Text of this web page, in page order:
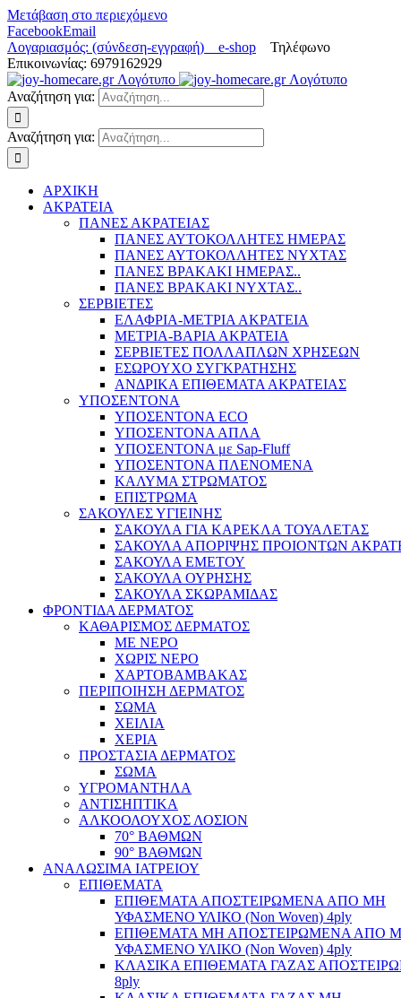
Μετάβαση στο περιεχόμενο
FacebookEmail
Λογαριασμός: (σύνδεση-εγγραφή) e-shop Τηλέφωνο
Επικοινωνίας: 6979162929
Αναζήτηση για:
Αναζήτηση για:
ΑΡΧΙΚΗ
ΑΚΡΑΤΕΙΑ
ΠΑΝΕΣ ΑΚΡΑΤΕΙΑΣ
ΠΑΝΕΣ ΑΥΤΟΚΟΛΛΗΤΕΣ ΗΜΕΡΑΣ
ΠΑΝΕΣ ΑΥΤΟΚΟΛΛΗΤΕΣ ΝΥΧΤΑΣ
ΠΑΝΕΣ ΒΡΑΚΑΚΙ ΗΜΕΡΑΣ..
ΠΑΝΕΣ ΒΡΑΚΑΚΙ ΝΥΧΤΑΣ..
ΣΕΡΒΙΕΤΕΣ
ΕΛΑΦΡΙΑ-ΜΕΤΡΙΑ ΑΚΡΑΤΕΙΑ
ΜΕΤΡΙΑ-ΒΑΡΙΑ ΑΚΡΑΤΕΙΑ
ΣΕΡΒΙΕΤΕΣ ΠΟΛΛΑΠΛΩΝ ΧΡΗΣΕΩΝ
ΕΣΩΡΟΥΧΟ ΣΥΓΚΡΑΤΗΣΗΣ
ΑΝΔΡΙΚΑ ΕΠΙΘΕΜΑΤΑ ΑΚΡΑΤΕΙΑΣ
ΥΠΟΣΕΝΤΟΝΑ
ΥΠΟΣΕΝΤΟΝΑ ECO
ΥΠΟΣΕΝΤΟΝΑ ΑΠΛΑ
ΥΠΟΣΕΝΤΟΝΑ με Sap-Fluff
ΥΠΟΣΕΝΤΟΝΑ ΠΛΕΝΟΜΕΝΑ
ΚΑΛΥΜΑ ΣΤΡΩΜΑΤΟΣ
ΕΠΙΣΤΡΩΜΑ
ΣΑΚΟΥΛΕΣ ΥΓΙΕΙΝΗΣ
ΣΑΚΟΥΛΑ ΓΙΑ ΚΑΡΕΚΛΑ ΤΟΥΑΛΕΤΑΣ
ΣΑΚΟΥΛΑ ΑΠΟΡΙΨΗΣ ΠΡΟΙΟΝΤΩΝ
ΣΑΚΟΥΛΑ ΕΜΕΤΟΥ
ΣΑΚΟΥΛΑ ΟΥΡΗΣΗΣ
ΣΑΚΟΥΛΑ ΣΚΩΡΑΜΙΔΑΣ
ΦΡΟΝΤΙΔΑ ΔΕΡΜΑΤΟΣ
ΚΑΘΑΡΙΣΜΟΣ ΔΕΡΜΑΤΟΣ
ΜΕ ΝΕΡΟ
ΧΩΡΙΣ ΝΕΡΟ
ΧΑΡΤΟΒΑΜΒΑΚΑΣ
ΠΕΡΙΠΟΙΗΣΗ ΔΕΡΜΑΤΟΣ
ΣΩΜΑ
ΧΕΙΛΙΑ
ΧΕΡΙΑ
ΠΡΟΣΤΑΣΙΑ ΔΕΡΜΑΤΟΣ
ΣΩΜΑ
ΥΓΡΟΜΑΝΤΗΛΑ
ΑΝΤΙΣΗΠΤΙΚΑ
ΑΛΚΟΟΛΟΥΧΟΣ ΛΟΣΙΟΝ
70° ΒΑΘΜΩΝ
90° ΒΑΘΜΩΝ
ΑΝΑΛΩΣΙΜΑ ΙΑΤΡΕΙΟΥ
ΕΠΙΘΕΜΑΤΑ
ΕΠΙΘΕΜΑΤΑ ΑΠΟΣΤΕΙΡΩΜΕΝΑ ΑΠΟ ΜΗ
ΥΦΑΣΜΕΝΟ ΥΛΙΚΟ (Non Woven) 4ply
ΕΠΙΘΕΜΑΤΑ ΜΗ ΑΠΟΣΤΕΙΡΩΜΕΝΑ ΑΠΟ
ΥΦΑΣΜΕΝΟ ΥΛΙΚΟ (Non Woven) 4ply
ΚΛΑΣΙΚΑ ΕΠΙΘΕΜΑΤΑ ΓΑΖΑΣ
8ply